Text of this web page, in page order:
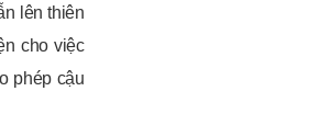
lên thiên
cho việc
phép cậu